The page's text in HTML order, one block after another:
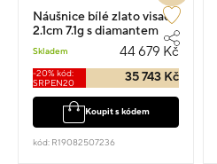
Náušnice bílé zlato visací
2.1cm 7.1g s diamantem
Skladem 44 679 Kč
-20% kód:
SRPEN20
35 743 Kč
Koupit s kódem
kód: R19082507236